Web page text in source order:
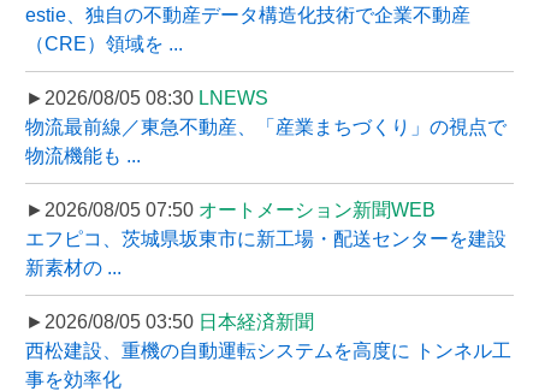
estie、独自の不動産データ構造化技術で企業不動産
（CRE）領域を ...
►2026/08/05 08:30 LNEWS
物流最前線／東急不動産、「産業まちづくり」の視点で
物流機能も ...
►2026/08/05 07:50 オートメーション新聞WEB
エフピコ、茨城県坂東市に新工場・配送センターを建設
新素材の ...
►2026/08/05 03:50 日本経済新聞
西松建設、重機の自動運転システムを高度に トンネル工
事を効率化